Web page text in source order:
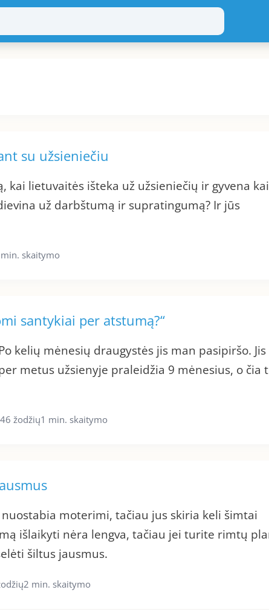
su užsieniečiu
kai lietuvaitės išteka už užsieniečių ir gyvena
už darbštumą ir supratingumą? Ir jūs
skaitymo
santykiai per atstumą?“
kelių mėnesių draugystės jis man pasipiršo. Jis
metus užsienyje praleidžia 9 mėnesius, o čia
žodžių1 min. skaitymo
moterimi, tačiau jus skiria keli šimtai
išlaikyti nėra lengva, tačiau jei turite rimtų
šiltus jausmus.
2 min. skaitymo